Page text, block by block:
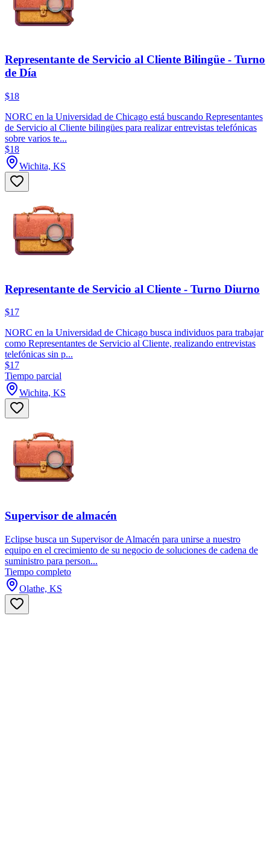
Representante de Servicio al Cliente Bilingüe - Turno
de Día
$18
NORC en la Universidad de Chicago está buscando Representantes
de Servicio al Cliente bilingües para realizar entrevistas telefónicas
sobre varios te...
$18
Wichita, KS
Representante de Servicio al Cliente - Turno Diurno
$17
NORC en la Universidad de Chicago busca individuos para trabajar
como Representantes de Servicio al Cliente, realizando entrevistas
telefónicas sin p...
$17
Tiempo parcial
Wichita, KS
Supervisor de almacén
Eclipse busca un Supervisor de Almacén para unirse a nuestro
equipo en el crecimiento de su negocio de soluciones de cadena de
suministro para person...
Tiempo completo
Olathe, KS